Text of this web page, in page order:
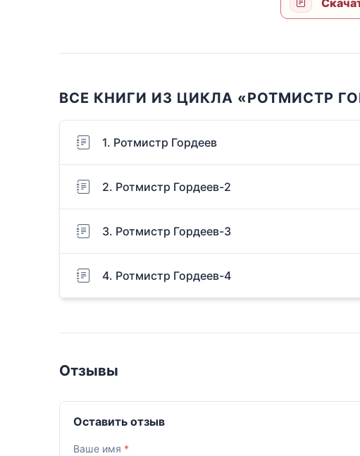
ВСЕ КНИГИ ИЗ ЦИКЛА «РОТМИСТР
1. Ротмистр Гордеев
2. Ротмистр Гордеев-2
3. Ротмистр Гордеев-3
4. Ротмистр Гордеев-4
Отзывы
Оставить отзыв
Ваше имя *